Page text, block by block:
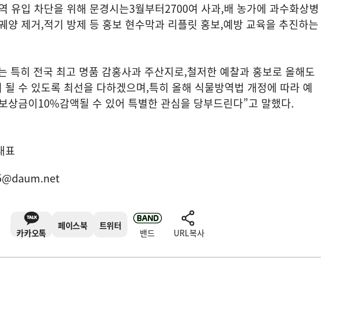
유입 차단을 위해 문경시는3월부터2700여 사과,배 농가에 과수화상병
양 제거,적기 방제 등 홍보 현수막과 리플릿 홍보,예방 교육을 추진하는
특히 전국 최고 명품 감홍사과 주산지로,철저한 예찰과 홍보로 올해도
수 있도록 최선을 다하겠으며,특히 올해 식물방역법 개정에 따라 예
상금이10%감액될 수 있어 특별한 관심을 당부드린다”고 말했다.
표
카카오톡
페이스북 트위터
밴드 URL복사